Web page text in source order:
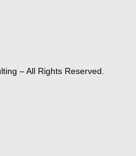
– All Rights Reserved.